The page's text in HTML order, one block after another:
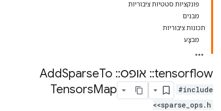
פונקציות סטטיות ציבוריות
מבנים
תכונות ציבוריות
מִבצָע
tensorflow
:: אופס::
SparseTo
TensorsMap
#include
<sparse_ops.h>